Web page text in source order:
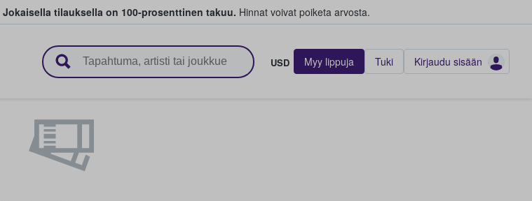
Jokaisella tilauksella on 100-prosenttinen takuu. Hinnat voivat poiketa arvosta.
USD Myy lippuja Tuki Kirjaudu sisään